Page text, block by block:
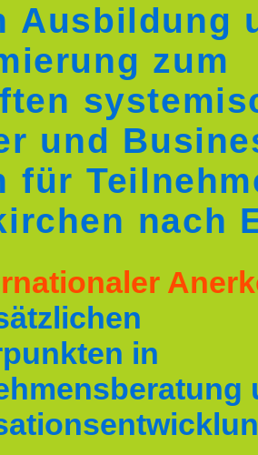
Ausbildung
zum
und
für
nach
in